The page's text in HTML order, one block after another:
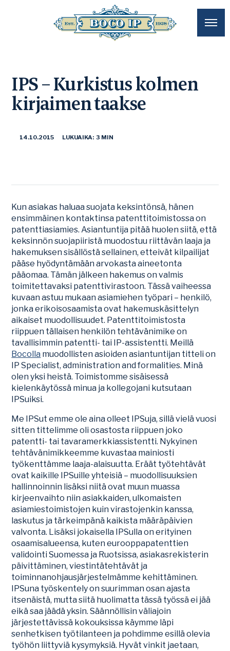
IPS – Kurkistus kolmen
kirjaimen taakse
14.10.2015 LUKUAIKA: 3 MIN
Kun asiakas haluaa suojata keksintönsä, hänen
ensimmäinen kontaktinsa patenttitoimistossa on
patenttiasiamies. Asiantuntija pitää huolen siitä, että
keksinnön suojapiiristä muodostuu riittävän laaja ja
hakemuksen sisällöstä sellainen, etteivät kilpailijat
pääse hyödyntämään arvokasta aineetonta
pääomaa. Tämän jälkeen hakemus on valmis
toimitettavaksi patenttivirastoon. Tässä vaiheessa
kuvaan astuu mukaan asiamiehen työpari – henkilö,
jonka erikoisosaamista ovat hakemuskäsittelyn
aikaiset muodollisuudet. Patenttitoimistosta
riippuen tällaisen henkilön tehtävänimike on
tavallisimmin patentti- tai IP-assistentti. Meillä
Bocolla muodollisten asioiden asiantuntijan titteli on
IP Specialist, administration and formalities. Minä
olen yksi heistä. Toimistomme sisäisessä
kielenkäytössä minua ja kollegojani kutsutaan
IPSuiksi.
Me IPSut emme ole aina olleet IPSuja, sillä vielä vuosi
sitten tittelimme oli osastosta riippuen joko
patentti- tai tavaramerkkiassistentti. Nykyinen
tehtävänimikkeemme kuvastaa mainiosti
työkenttämme laaja-alaisuutta. Eräät työtehtävät
ovat kaikille IPSuille yhteisiä – muodollisuuksien
hallinnoinnin lisäksi niitä ovat muun muassa
kirjeenvaihto niin asiakkaiden, ulkomaisten
asiamiestoimistojen kuin virastojenkin kanssa,
laskutus ja tärkeimpänä kaikista määräpäivien
valvonta. Lisäksi jokaisella IPSulla on erityinen
osaamisalueensa, kuten eurooppapatenttien
validointi Suomessa ja Ruotsissa, asiakasrekisterin
päivittäminen, viestintätehtävät ja
toiminnanohjausjärjestelmämme kehittäminen.
IPSuna työskentely on suurimman osan ajasta
itsenäistä, mutta siitä huolimatta tässä työssä ei jää
eikä saa jäädä yksin. Säännöllisin väliajoin
järjestettävissä kokouksissa käymme läpi
senhetkisen työtilanteen ja pohdimme esillä olevia
työhön liittyviä kysymyksiä. Hyvät vinkit jaetaan,